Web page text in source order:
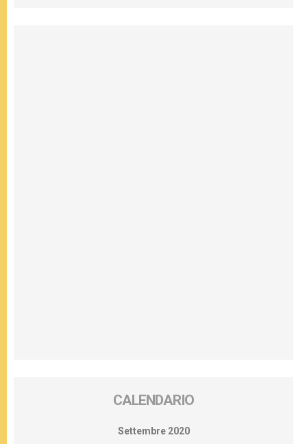
CALENDARIO
Settembre 2020